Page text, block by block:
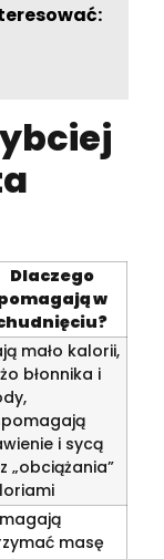
Dlaczego
w
mało kalorii,
błonnika i
i sycą
„obciążania”
masę